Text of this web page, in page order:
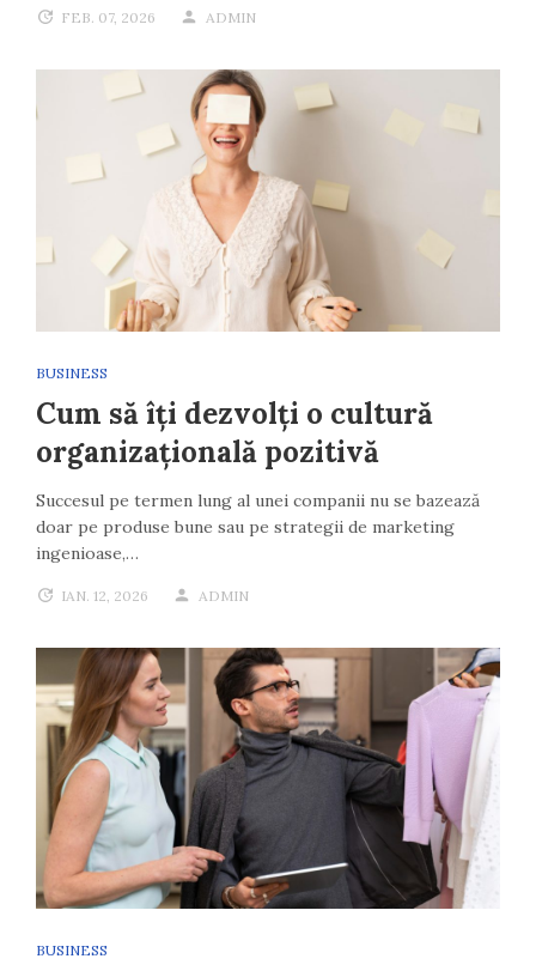
FEB. 07, 2026 ADMIN
BUSINESS
Cum să îți dezvolți o cultură
organizațională pozitivă
Succesul pe termen lung al unei companii nu se bazează
doar pe produse bune sau pe strategii de marketing
ingenioase,…
IAN. 12, 2026 ADMIN
BUSINESS